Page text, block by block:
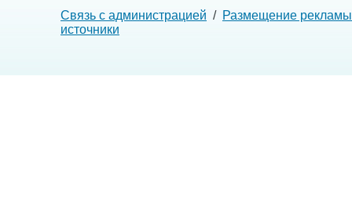
Связь с администрацией / Размещение рекламы
источники